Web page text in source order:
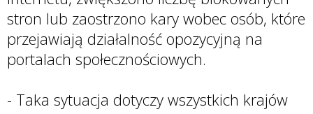
stron lub zaostrzono kary wobec osób, które
przejawiają działalność opozycyjną na
portalach społecznościowych.
- Taka sytuacja dotyczy wszystkich krajów